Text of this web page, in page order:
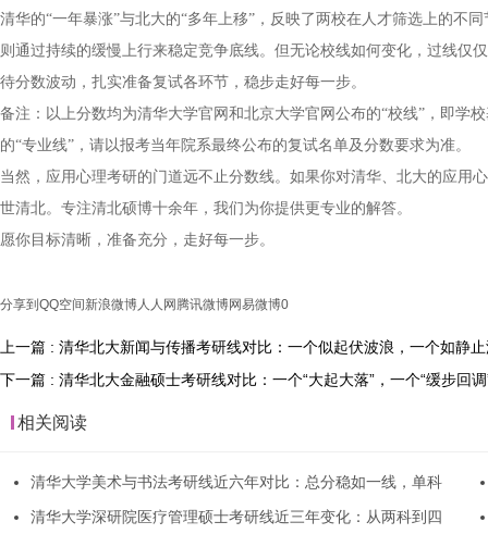
清华的“一年暴涨”与北大的“多年上移”，反映了两校在人才筛选上的不
则通过持续的缓慢上行来稳定竞争底线。但无论校线如何变化，过线仅
待分数波动，扎实准备复试各环节，稳步走好每一步。
备注：以上分数均为清华大学官网和北京大学官网公布的“校线”，即学
的“专业线”，请以报考当年院系最终公布的复试名单及分数要求为准。
当然，应用心理考研的门道远不止分数线。如果你对清华、北大的应
世清北。专注清北硕博十余年，我们为你提供更专业的解答。
愿你目标清晰，准备充分，走好每一步。
分享到 QQ空间 新浪微博人人网 腾讯微博网易微博0
上一篇 : 清华北大新闻与传播考研线对比：一个似起伏波浪，一个如静
下一篇 : 清华北大金融硕士考研线对比：一个“大起大落”，一个“缓步回调
相关阅读
清华大学美术与书法考研线近六年对比：总分稳如一线，单科
清华大学深研院医疗管理硕士考研线近三年变化：从两科到四